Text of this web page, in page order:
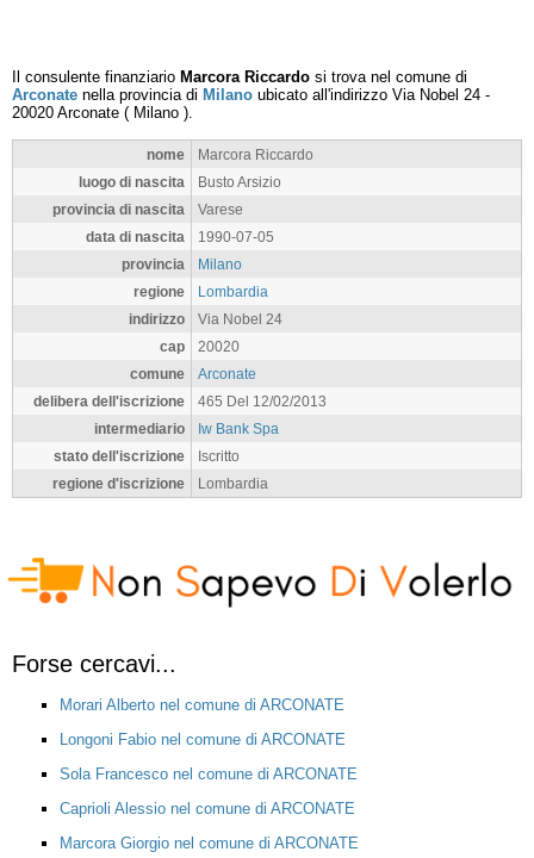
Il consulente finanziario Marcora Riccardo si trova nel comune di
Arconate nella provincia di Milano ubicato all'indirizzo Via Nobel 24 -
20020 Arconate ( Milano ).
nome
Marcora Riccardo
luogo di nascita
Busto Arsizio
provincia di nascita
Varese
data di nascita
1990-07-05
provincia
Milano
regione
Lombardia
indirizzo
Via Nobel 24
cap
20020
comune
Arconate
delibera dell'iscrizione
465 Del 12/02/2013
intermediario
Iw Bank Spa
stato dell'iscrizione
Iscritto
regione d'iscrizione
Lombardia
Forse cercavi...
Morari Alberto nel comune di ARCONATE
Longoni Fabio nel comune di ARCONATE
Sola Francesco nel comune di ARCONATE
Caprioli Alessio nel comune di ARCONATE
Marcora Giorgio nel comune di ARCONATE